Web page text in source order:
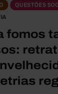
QUESTÕES
fomos